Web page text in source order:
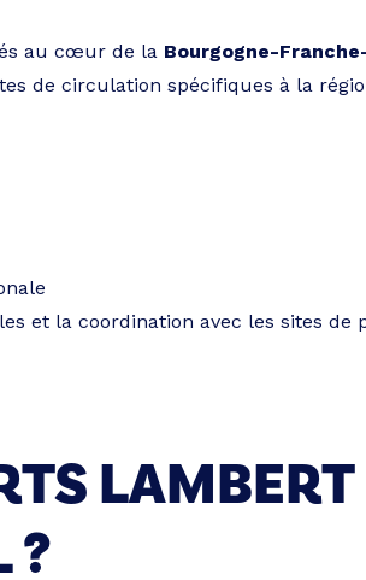
au cœur de la Bourgogne-
de circulation spécifiques à la
et la coordination avec les sites de
?